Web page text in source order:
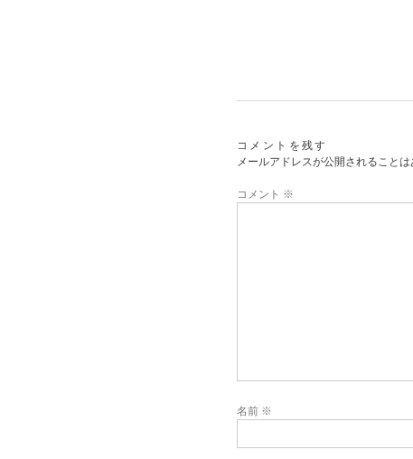
コメントを残す
メールアドレスが公開されることは
コメント ※
名前 ※